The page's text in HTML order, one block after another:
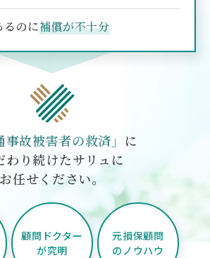
のに補償が不十分
事故被害者の救済」 に
わり続けたサリュに
お任せください。
顧問ドクター
が究明
元損保顧問
のノウハウ